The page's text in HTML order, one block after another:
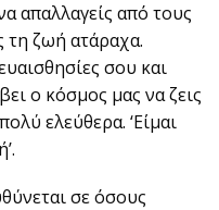
απαλλαγείς από τους
τη ζωή ατάραχα.
σου και
ο κόσμος μας να ζεις
ελεύθερα. ‘Είμαι
σε όσους